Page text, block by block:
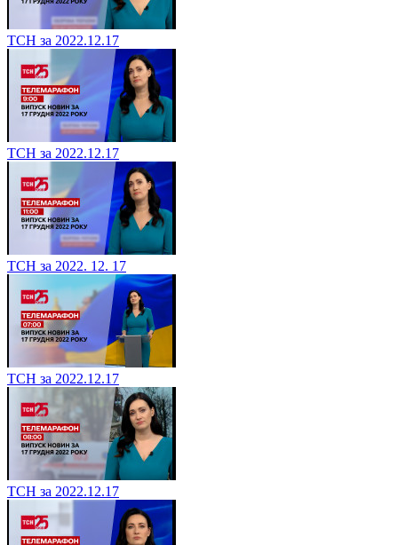
ТСН за 2022.12.17
ТСН за 2022.12.17
ТСН за 2022. 12. 17
ТСН за 2022.12.17
ТСН за 2022.12.17